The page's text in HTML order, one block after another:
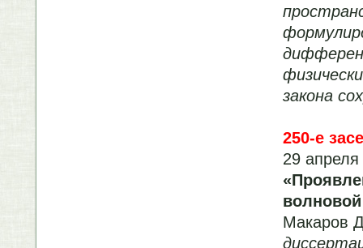
закона
250-е
29 апреля
Макаров